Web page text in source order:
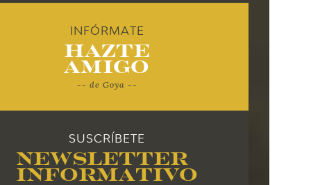
INFÓRMATE
Hazte
Amigo
-- de Goya --
SUSCRÍBETE
Newsletter
Informativo